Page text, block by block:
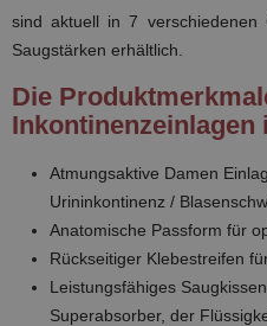
sind aktuell in 7 verschiedenen
Saugstärken erhältlich.
Die
Inkontinenzeinlagen
Atmungsaktive Damen
Urininkontinenz /
Anatomische Passform für
Rückseitiger Klebestreifen
Leistungsfähiges
Superabsorber, der